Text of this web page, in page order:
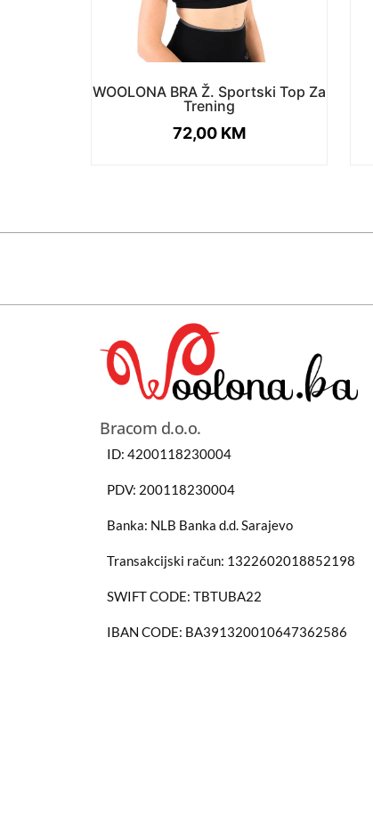
WOOLONA BRA Ž. Sportski Top Za
Trening
72,00 KM
Bracom d.o.o.
ID: 4200118230004
PDV: 200118230004
Banka: NLB Banka d.d. Sarajevo
Transakcijski račun: 1322602018852198
SWIFT CODE: TBTUBA22
IBAN CODE: BA391320010647362586